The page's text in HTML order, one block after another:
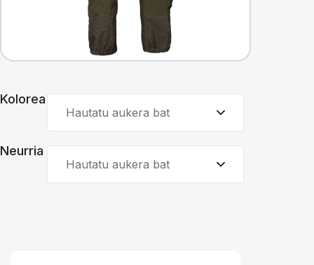
Kolorea
Hautatu aukera bat
Neurria
Hautatu aukera bat